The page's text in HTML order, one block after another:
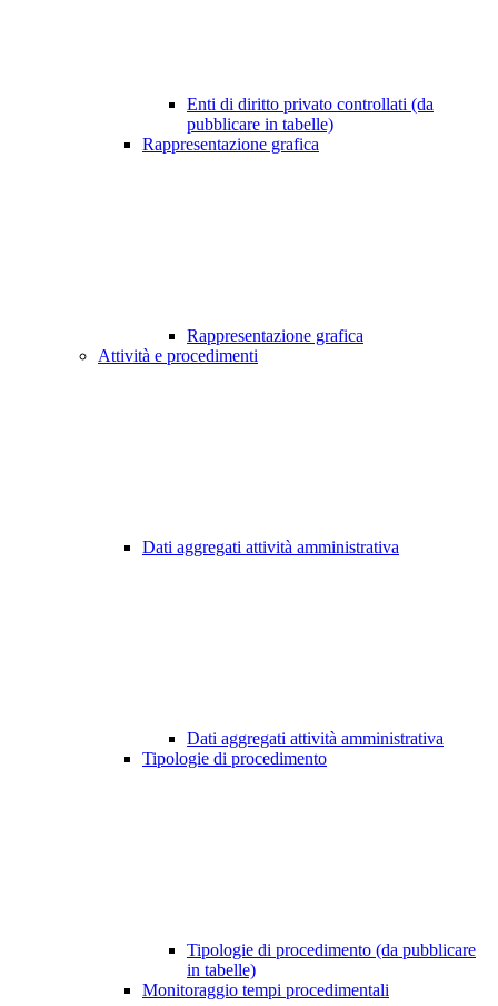
Enti di diritto privato controllati (da
pubblicare in tabelle)
Rappresentazione grafica
Rappresentazione grafica
Attività e procedimenti
Dati aggregati attività amministrativa
Dati aggregati attività amministrativa
Tipologie di procedimento
Tipologie di procedimento (da pubblicare
in tabelle)
Monitoraggio tempi procedimentali